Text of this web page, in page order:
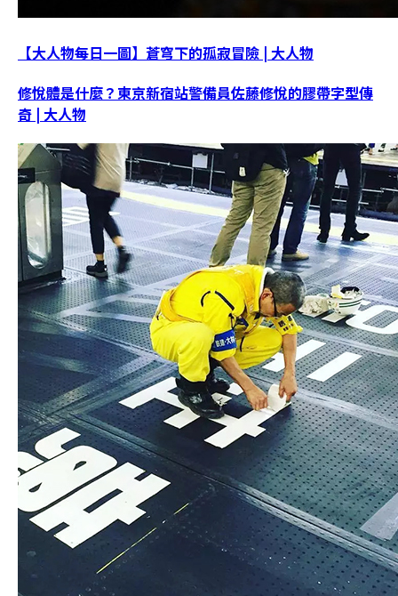
【大人物每日一圖】蒼穹下的孤寂冒險 | 大人物
修悅體是什麼？東京新宿站警備員佐藤修悅的膠帶字型傳
奇 | 大人物